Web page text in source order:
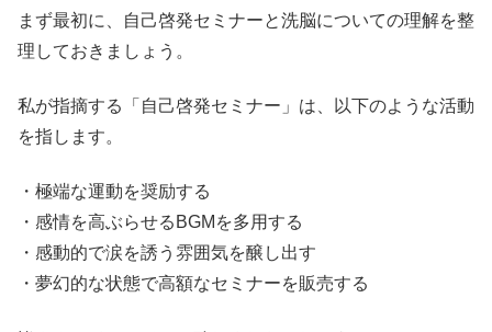
まず最初に、自己啓発セミナーと洗脳についての理解を整
理しておきましょう。
私が指摘する「自己啓発セミナー」は、以下のような活動
を指します。
・極端な運動を奨励する
・感情を高ぶらせるBGMを多用する
・感動的で涙を誘う雰囲気を醸し出す
・夢幻的な状態で高額なセミナーを販売する